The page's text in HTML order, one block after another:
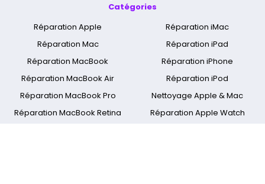
Catégories
Réparation Apple
Réparation Mac
Réparation MacBook
Réparation MacBook Air
Réparation MacBook Pro
Réparation MacBook Retina
Réparation iMac
Réparation iPad
Réparation iPhone
Réparation iPod
Nettoyage Apple & Mac
Réparation Apple Watch